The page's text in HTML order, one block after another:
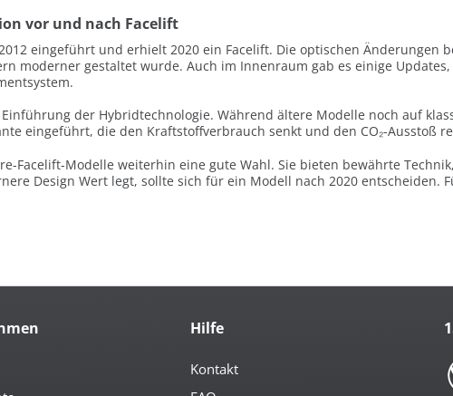
vor und nach Facelift
eingeführt und erhielt 2020 ein Facelift. Die optischen Änderungen
moderner gestaltet wurde. Auch im Innenraum gab es einige
der Hybridtechnologie. Während ältere Modelle noch auf
eingeführt, die den Kraftstoffverbrauch senkt und den CO₂-Ausstoß
Facelift-Modelle weiterhin eine gute Wahl. Sie bieten bewährte
Design Wert legt, sollte sich für ein Modell nach 2020 entscheiden.
Hilfe
Kontakt